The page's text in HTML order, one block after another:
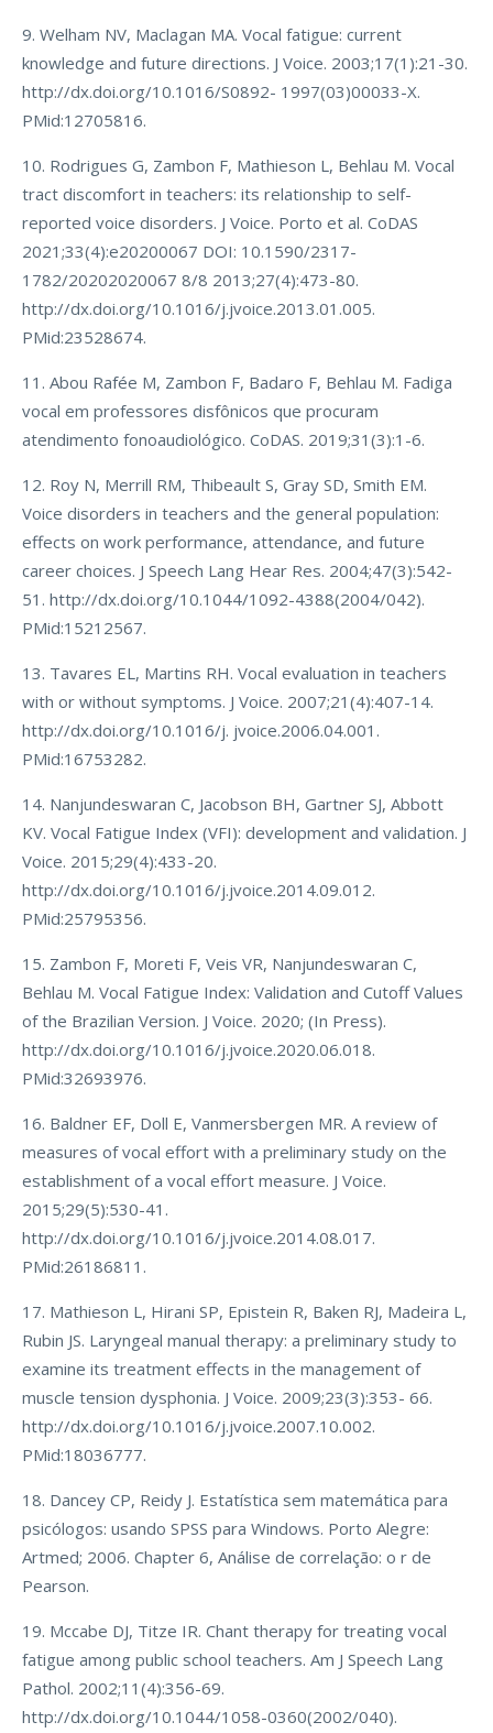
9. Welham NV, Maclagan MA. Vocal fatigue: current
knowledge and future directions. J Voice. 2003;17(1):21-30.
http://dx.doi.org/10.1016/S0892- 1997(03)00033-X.
PMid:12705816.
10. Rodrigues G, Zambon F, Mathieson L, Behlau M. Vocal
tract discomfort in teachers: its relationship to self-
reported voice disorders. J Voice. Porto et al. CoDAS
2021;33(4):e20200067 DOI: 10.1590/2317-
1782/20202020067 8/8 2013;27(4):473-80.
http://dx.doi.org/10.1016/j.jvoice.2013.01.005.
PMid:23528674.
11. Abou Rafée M, Zambon F, Badaro F, Behlau M. Fadiga
vocal em professores disfônicos que procuram
atendimento fonoaudiológico. CoDAS. 2019;31(3):1-6.
12. Roy N, Merrill RM, Thibeault S, Gray SD, Smith EM.
Voice disorders in teachers and the general population:
effects on work performance, attendance, and future
career choices. J Speech Lang Hear Res. 2004;47(3):542-
51. http://dx.doi.org/10.1044/1092-4388(2004/042).
PMid:15212567.
13. Tavares EL, Martins RH. Vocal evaluation in teachers
with or without symptoms. J Voice. 2007;21(4):407-14.
http://dx.doi.org/10.1016/j. jvoice.2006.04.001.
PMid:16753282.
14. Nanjundeswaran C, Jacobson BH, Gartner SJ, Abbott
KV. Vocal Fatigue Index (VFI): development and validation. J
Voice. 2015;29(4):433-20.
http://dx.doi.org/10.1016/j.jvoice.2014.09.012.
PMid:25795356.
15. Zambon F, Moreti F, Veis VR, Nanjundeswaran C,
Behlau M. Vocal Fatigue Index: Validation and Cutoff Values
of the Brazilian Version. J Voice. 2020; (In Press).
http://dx.doi.org/10.1016/j.jvoice.2020.06.018.
PMid:32693976.
16. Baldner EF, Doll E, Vanmersbergen MR. A review of
measures of vocal effort with a preliminary study on the
establishment of a vocal effort measure. J Voice.
2015;29(5):530-41.
http://dx.doi.org/10.1016/j.jvoice.2014.08.017.
PMid:26186811.
17. Mathieson L, Hirani SP, Epistein R, Baken RJ, Madeira L,
Rubin JS. Laryngeal manual therapy: a preliminary study to
examine its treatment effects in the management of
muscle tension dysphonia. J Voice. 2009;23(3):353- 66.
http://dx.doi.org/10.1016/j.jvoice.2007.10.002.
PMid:18036777.
18. Dancey CP, Reidy J. Estatística sem matemática para
psicólogos: usando SPSS para Windows. Porto Alegre:
Artmed; 2006. Chapter 6, Análise de correlação: o r de
Pearson.
19. Mccabe DJ, Titze IR. Chant therapy for treating vocal
fatigue among public school teachers. Am J Speech Lang
Pathol. 2002;11(4):356-69.
http://dx.doi.org/10.1044/1058-0360(2002/040).